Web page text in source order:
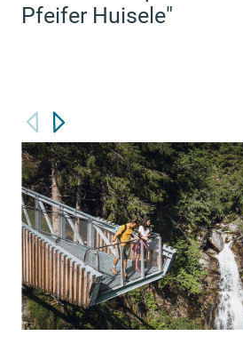
Pfeifer Huisele"